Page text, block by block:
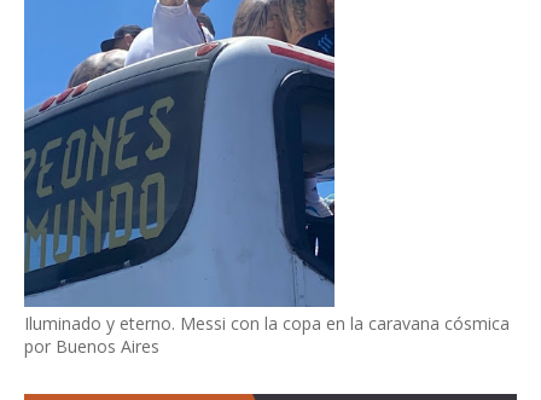
Iluminado y eterno. Messi con la copa en la caravana cósmica
por Buenos Aires